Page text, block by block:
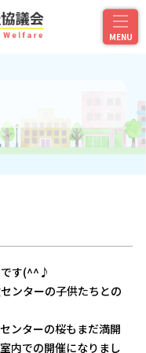
です(^^♪
ンターの子供たちとの
ンターの桜もまだ満開
内での開催になりまし